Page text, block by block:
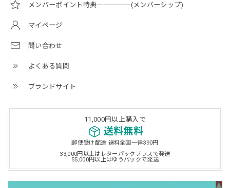
メンバーポイント特典─────(メンバーシップ)
マイページ
問い合わせ
よくある質問
ブランドサイト
11,000円以上購入で
送料無料
郵便受け配達 送料全国一律390円
33,000円以上はレターパックプラスで発送
55,000円以上はゆうパックで発送